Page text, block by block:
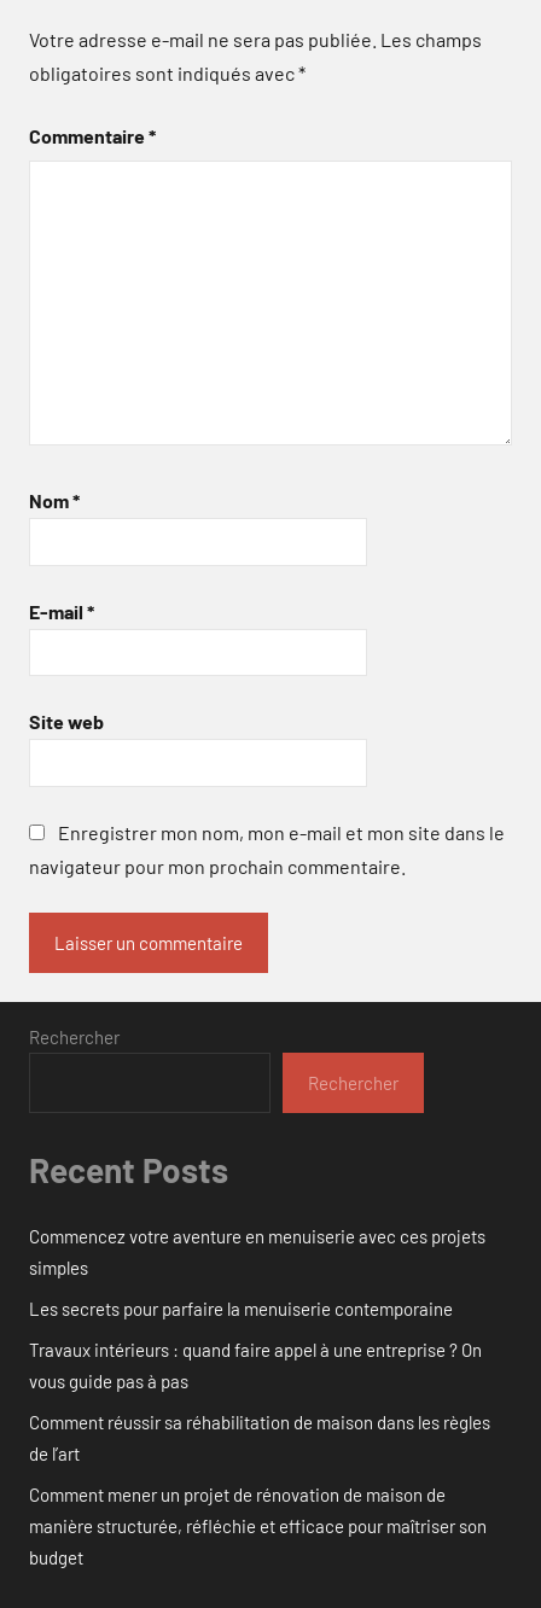
Votre adresse e-mail ne sera pas publiée. Les champs
obligatoires sont indiqués avec*
Commentaire*
Nom*
E-mail *
Site web
Enregistrer mon nom, mon e-mail et mon site dans le
navigateur pour mon prochain commentaire.
Rechercher
Rechercher
Recent Posts
Commencez votre aventure en menuiserie avec ces projets
simples
Les secrets pour parfaire la menuiserie contemporaine
Travaux intérieurs : quand faire appel à une entreprise ? On
vous guide pas à pas
Comment réussir sa réhabilitation de maison dans les règles
de l’art
Comment mener un projet de rénovation de maison de
manière structurée, réfléchie et efficace pour maîtriser son
budget